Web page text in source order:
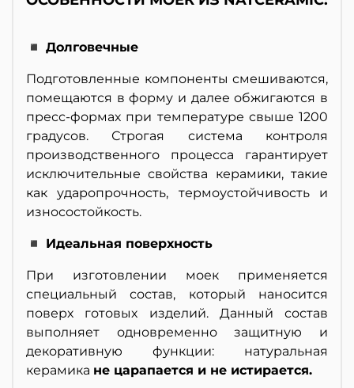
◾ Долговечные
Подготовленные компоненты смешиваются,
помещаются в форму и далее обжигаются в
пресс-формах при температуре свыше 1200
градусов. Строгая система контроля
производственного процесса гарантирует
исключительные свойства керамики, такие
как ударопрочность, термоустойчивость и
износостойкость.
◾ Идеальная поверхность
При изготовлении моек применяется
специальный состав, который наносится
поверх готовых изделий. Данный состав
выполняет одновременно защитную и
декоративную функции: натуральная
керамика не царапается и не истирается.